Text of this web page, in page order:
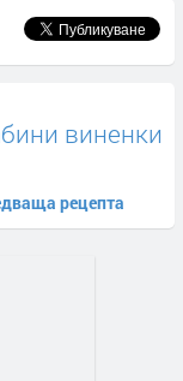
виненки
рецепта